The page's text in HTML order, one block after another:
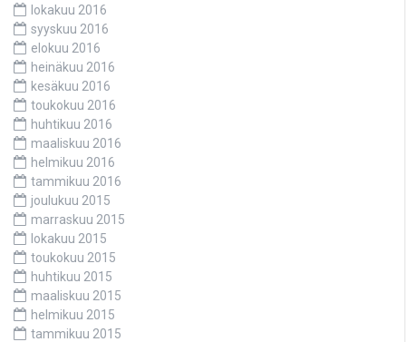
lokakuu 2016
syyskuu 2016
elokuu 2016
heinäkuu 2016
kesäkuu 2016
toukokuu 2016
huhtikuu 2016
maaliskuu 2016
helmikuu 2016
tammikuu 2016
joulukuu 2015
marraskuu 2015
lokakuu 2015
toukokuu 2015
huhtikuu 2015
maaliskuu 2015
helmikuu 2015
tammikuu 2015